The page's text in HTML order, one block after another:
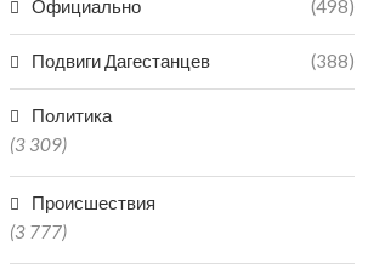
ЧЕМПИОНАТЕ РОССИИ НЕ
Официально (498)
Подвиги Дагестанцев (388)
Политика
(3 309)
Происшествия
(3 777)